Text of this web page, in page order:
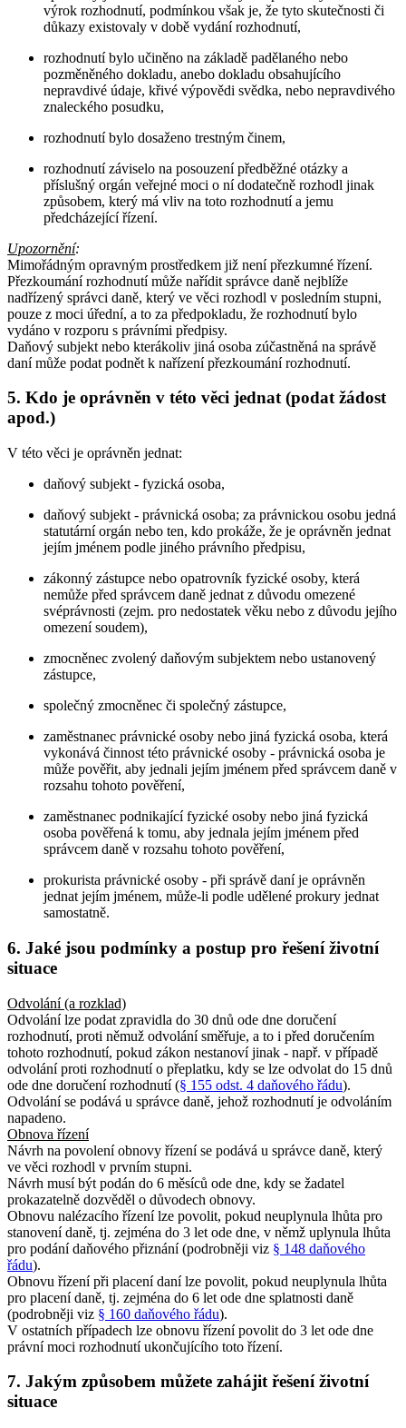
výrok rozhodnutí, podmínkou však je, že tyto skutečnosti či
důkazy existovaly v době vydání rozhodnutí,
rozhodnutí bylo učiněno na základě padělaného nebo
pozměněného dokladu, anebo dokladu obsahujícího
nepravdivé údaje, křivé výpovědi svědka, nebo nepravdivého
znaleckého posudku,
rozhodnutí bylo dosaženo trestným činem,
rozhodnutí záviselo na posouzení předběžné otázky a
příslušný orgán veřejné moci o ní dodatečně rozhodl jinak
způsobem, který má vliv na toto rozhodnutí a jemu
předcházející řízení.
Upozornění:
Mimořádným opravným prostředkem již není přezkumné řízení.
Přezkoumání rozhodnutí může nařídit správce daně nejblíže
nadřízený správci daně, který ve věci rozhodl v posledním stupni,
pouze z moci úřední, a to za předpokladu, že rozhodnutí bylo
vydáno v rozporu s právními předpisy.
Daňový subjekt nebo kterákoliv jiná osoba zúčastněná na správě
daní může podat podnět k nařízení přezkoumání rozhodnutí.
5. Kdo je oprávněn v této věci jednat (podat žádost
apod.)
V této věci je oprávněn jednat:
daňový subjekt - fyzická osoba,
daňový subjekt - právnická osoba; za právnickou osobu jedná
statutární orgán nebo ten, kdo prokáže, že je oprávněn jednat
jejím jménem podle jiného právního předpisu,
zákonný zástupce nebo opatrovník fyzické osoby, která
nemůže před správcem daně jednat z důvodu omezené
svéprávnosti (zejm. pro nedostatek věku nebo z důvodu jejího
omezení soudem),
zmocněnec zvolený daňovým subjektem nebo ustanovený
zástupce,
společný zmocněnec či společný zástupce,
zaměstnanec právnické osoby nebo jiná fyzická osoba, která
vykonává činnost této právnické osoby - právnická osoba je
může pověřit, aby jednali jejím jménem před správcem daně v
rozsahu tohoto pověření,
zaměstnanec podnikající fyzické osoby nebo jiná fyzická
osoba pověřená k tomu, aby jednala jejím jménem před
správcem daně v rozsahu tohoto pověření,
prokurista právnické osoby - při správě daní je oprávněn
jednat jejím jménem, může-li podle udělené prokury jednat
samostatně.
6. Jaké jsou podmínky a postup pro řešení životní
situace
Odvolání (a rozklad)
Odvolání lze podat zpravidla do 30 dnů ode dne doručení
rozhodnutí, proti němuž odvolání směřuje, a to i před doručením
tohoto rozhodnutí, pokud zákon nestanoví jinak - např. v případě
odvolání proti rozhodnutí o přeplatku, kdy se lze odvolat do 15 dnů
ode dne doručení rozhodnutí (§ 155 odst. 4 daňového řádu).
Odvolání se podává u správce daně, jehož rozhodnutí je odvoláním
napadeno.
Obnova řízení
Návrh na povolení obnovy řízení se podává u správce daně, který
ve věci rozhodl v prvním stupni.
Návrh musí být podán do 6 měsíců ode dne, kdy se žadatel
prokazatelně dozvěděl o důvodech obnovy.
Obnovu nalézacího řízení lze povolit, pokud neuplynula lhůta pro
stanovení daně, tj. zejména do 3 let ode dne, v němž uplynula lhůta
pro podání daňového přiznání (podrobněji viz § 148 daňového
řádu).
Obnovu řízení při placení daní lze povolit, pokud neuplynula lhůta
pro placení daně, tj. zejména do 6 let ode dne splatnosti daně
(podrobněji viz § 160 daňového řádu).
V ostatních případech lze obnovu řízení povolit do 3 let ode dne
právní moci rozhodnutí ukončujícího toto řízení.
7. Jakým způsobem můžete zahájit řešení životní
situace